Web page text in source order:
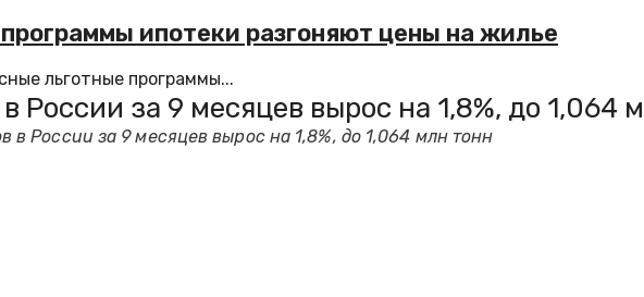
ипотеки разгоняют цены на жилье
льготные программы...
России за 9 месяцев вырос на 1,8%, до 1,064
в России за 9 месяцев вырос на 1,8%, до 1,064 млн тонн